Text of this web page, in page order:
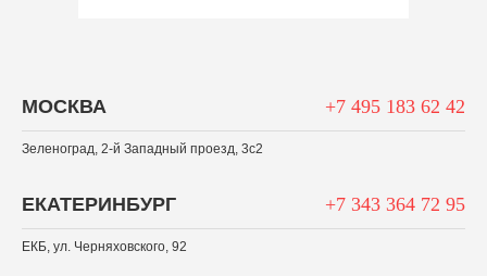
МОСКВА +7 495 183 62 42
Зеленоград, 2-й Западный проезд, 3c2
ЕКАТЕРИНБУРГ +7 343 364 72 95
ЕКБ, ул. Черняховского, 92